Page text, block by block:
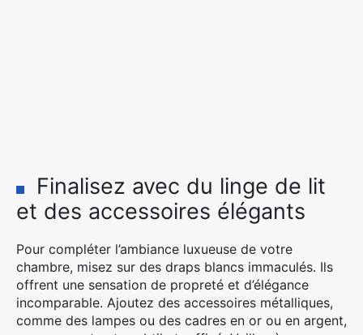
Finalisez avec du linge de lit
et des accessoires élégants
Pour compléter l’ambiance luxueuse de votre
chambre, misez sur des draps blancs immaculés. Ils
offrent une sensation de propreté et d’élégance
incomparable. Ajoutez des accessoires métalliques,
comme des lampes ou des cadres en or ou en argent,